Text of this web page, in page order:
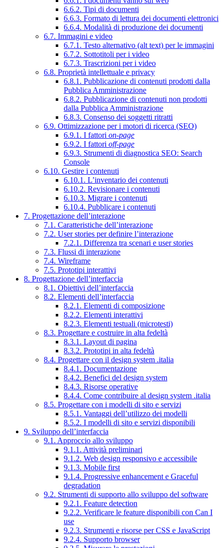
6.6.2. Tipi di documenti
6.6.3. Formato di lettura dei documenti elettronici
6.6.4. Modalità di produzione dei documenti
6.7. Immagini e video
6.7.1. Testo alternativo (alt text) per le immagini
6.7.2. Sottotitoli per i video
6.7.3. Trascrizioni per i video
6.8. Proprietà intellettuale e privacy
6.8.1. Pubblicazione di contenuti prodotti dalla
Pubblica Amministrazione
6.8.2. Pubblicazione di contenuti non prodotti
dalla Pubblica Amministrazione
6.8.3. Consenso dei soggetti ritratti
6.9. Ottimizzazione per i motori di ricerca (SEO)
6.9.1. I fattori on-page
6.9.2. I fattori off-page
6.9.3. Strumenti di diagnostica SEO: Search
Console
6.10. Gestire i contenuti
6.10.1. L’inventario dei contenuti
6.10.2. Revisionare i contenuti
6.10.3. Migrare i contenuti
6.10.4. Pubblicare i contenuti
7. Progettazione dell’interazione
7.1. Caratteristiche dell’interazione
7.2. User stories per definire l’interazione
7.2.1. Differenza tra scenari e user stories
7.3. Flussi di interazione
7.4. Wireframe
7.5. Prototipi interattivi
8. Progettazione dell’interfaccia
8.1. Obiettivi dell’interfaccia
8.2. Elementi dell’interfaccia
8.2.1. Elementi di composizione
8.2.2. Elementi interattivi
8.2.3. Elementi testuali (microtesti)
8.3. Progettare e costruire in alta fedeltà
8.3.1. Layout di pagina
8.3.2. Prototipi in alta fedeltà
8.4. Progettare con il design system .italia
8.4.1. Documentazione
8.4.2. Benefici del design system
8.4.3. Risorse operative
8.4.4. Come contribuire al design system .italia
8.5. Progettare con i modelli di sito e servizi
8.5.1. Vantaggi dell’utilizzo dei modelli
8.5.2. I modelli di sito e servizi disponibili
9. Sviluppo dell’interfaccia
9.1. Approccio allo sviluppo
9.1.1. Attività preliminari
9.1.2. Web design responsivo e accessibile
9.1.3. Mobile first
9.1.4. Progressive enhancement e Graceful
degradation
9.2. Strumenti di supporto allo sviluppo del software
9.2.1. Feature detection
9.2.2. Verificare le feature disponibili con Can I
use
9.2.3. Strumenti e risorse per CSS e JavaScript
9.2.4. Supporto browser